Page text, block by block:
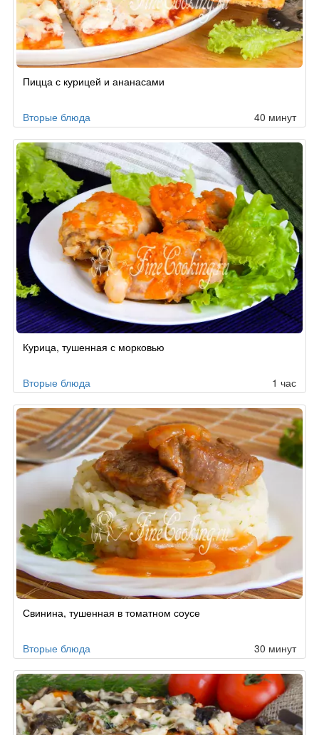
Пицца с курицей и ананасами
Вторые блюда 40 минут
Курица, тушенная с морковью
Вторые блюда 1 час
Свинина, тушенная в томатном соусе
Вторые блюда 30 минут